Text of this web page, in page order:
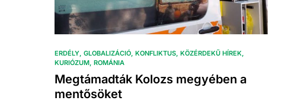
ERDÉLY GLOBALIZÁCIÓ KONFLIKTUS KÖZÉRDEKŰ HÍREK
KURIÓZUM ROMÁNIA
Megtámadták Kolozs megyében a
mentősöket